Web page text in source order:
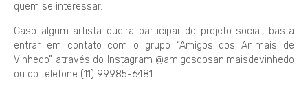
quem se interessar.
Caso algum artista queira participar do projeto social, basta
entrar em contato com o grupo “Amigos dos Animais de
Vinhedo” através do Instagram @amigosdosanimaisdevinhedo
ou do telefone (11) 99985-6481.